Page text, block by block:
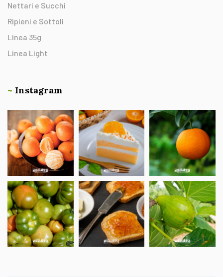
Nettari e Succhi
Ripieni e Sottoli
Linea 35g
Linea Light
~ Instagram